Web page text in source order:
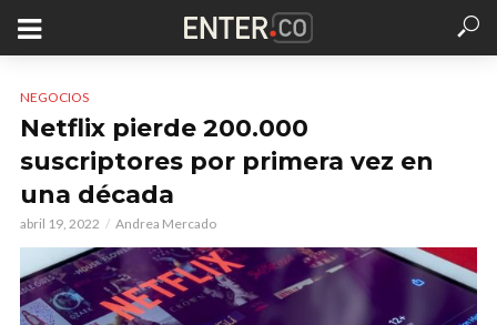
NEGOCIOS
Netflix pierde 200.000
suscriptores por primera vez en
una década
abril 19, 2022 Andrea Mercado